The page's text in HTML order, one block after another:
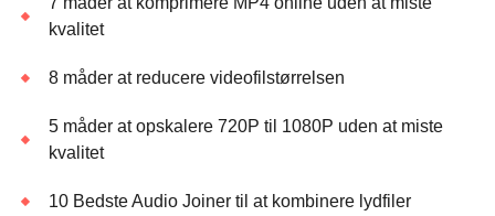
kvalitet
8 måder at reducere videofilstørrelsen
5 måder at opskalere 720P til 1080P uden at miste
kvalitet
10 Bedste Audio Joiner til at kombinere lydfiler